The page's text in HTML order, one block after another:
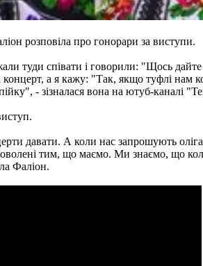
розповіла про гонорари за виступи.
туди співати і говорили: "Щось
а я кажу: "Так, якщо туфлі
- зізналася вона на ютуб-каналі
давати. А коли нас запрошують
тим, що маємо. Ми знаємо, що
Фаліон.